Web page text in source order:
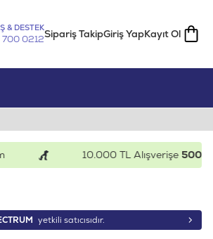
& DESTEK
0212Sipariş TakipGiriş YapKayıt Ol
10.000 TL Alışverişe500 TL
yetkili satıcısıdır.